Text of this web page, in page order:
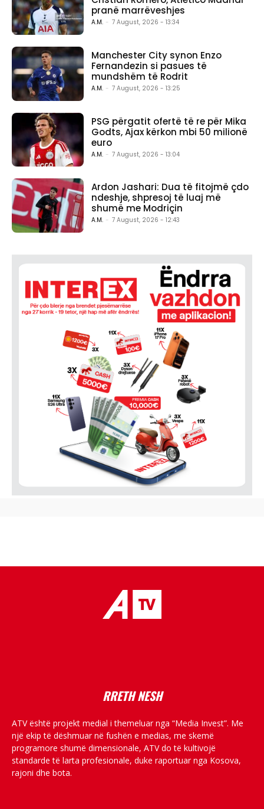
pranë marrëveshjes
A.M. - 7 August, 2026 - 13:34
Manchester City synon Enzo
Fernandezin si pasues të
mundshëm të Rodrit
A.M. - 7 August, 2026 - 13:25
PSG përgatit ofertë të re për Mika
Godts, Ajax kërkon mbi 50 milionë
euro
A.M. - 7 August, 2026 - 13:04
Ardon Jashari: Dua të fitojmë çdo
ndeshje, shpresoj të luaj më
shumë me Modriçin
A.M. - 7 August, 2026 - 12:43
RRETH NESH
ATV është projekt medial i themeluar nga “Media Invest”. Me
një ekip të dëshmuar në fushën e medias, me skemë
programore shumë dimensionale, ATV do të kultivojë
standarde të larta profesionale, duke raportuar nga Kosova,
rajoni dhe bota.